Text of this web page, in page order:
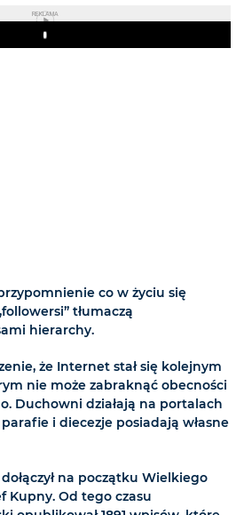
REKLAMA
Play
co w życiu się
tłumaczą
hierarchy.
że Internet stał się kolejnym
nie może zabraknąć obecności
Duchowni działają na portalach
i diecezje posiadają własne
na początku Wielkiego
Kupny. Od tego czasu